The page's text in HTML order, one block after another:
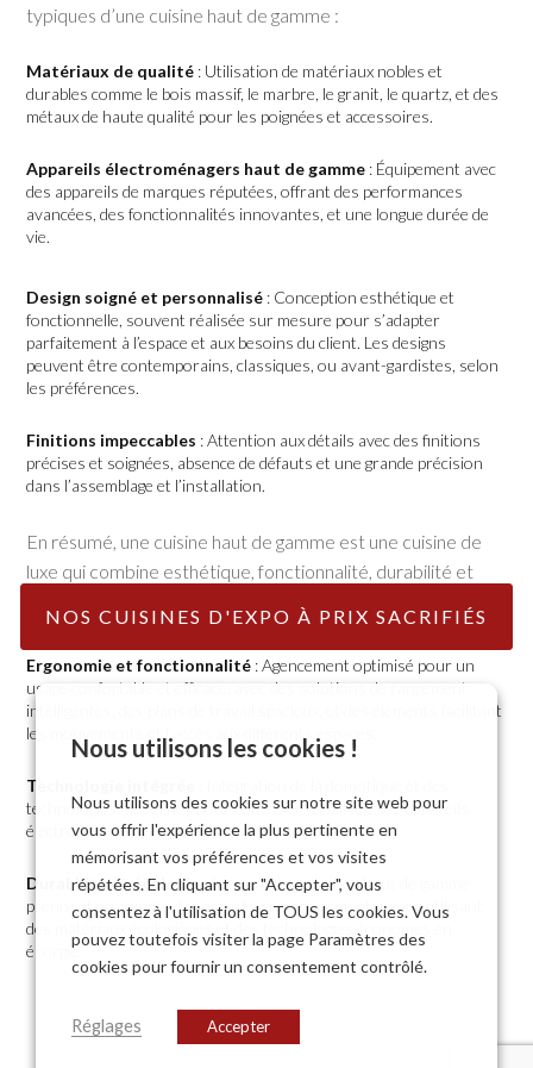
typiques d’une cuisine haut de gamme :
Matériaux de qualité : Utilisation de matériaux nobles et
durables comme le bois massif, le marbre, le granit, le quartz, et des
métaux de haute qualité pour les poignées et accessoires.
Appareils électroménagers haut de gamme : Équipement avec
des appareils de marques réputées, offrant des performances
avancées, des fonctionnalités innovantes, et une longue durée de
vie.
Design soigné et personnalisé : Conception esthétique et
fonctionnelle, souvent réalisée sur mesure pour s’adapter
parfaitement à l’espace et aux besoins du client. Les designs
peuvent être contemporains, classiques, ou avant-gardistes, selon
les préférences.
Finitions impeccables : Attention aux détails avec des finitions
précises et soignées, absence de défauts et une grande précision
dans l’assemblage et l’installation.
En résumé, une cuisine haut de gamme est une cuisine de
luxe qui combine esthétique, fonctionnalité, durabilité et
Ergonomie et fonctionnalité : Agencement optimisé pour un
usage confortable et efficace, avec des solutions de rangement
intelligentes, des plans de travail spacieux, et des éléments facilitant
les mouvements et l’accès aux différents espaces.
Technologie intégrée
technologies modernes pour contrôler l’éclairage, les appareils
électroménagers et les systèmes de sécurité.
Durabilité et écologie: Souvent, les cuisines haut de gamme
prennent en compte des aspects environnementaux, en utilisant
des matériaux écologiques et des technologies économes en
énergie.
Nous utilisons les cookies !
Nous utilisons des cookies sur notre site web pour
vous offrir l'expérience la plus pertinente en
mémorisant vos préférences et vos visites
répétées. En cliquant sur "Accepter", vous
consentez à l'utilisation de TOUS les cookies. Vous
pouvez toutefois visiter la page Paramètres des
cookies pour fournir un consentement contrôlé.
Réglages Accepter
NOS CUISINES D'EXPO À PRIX SACRIFIÉS